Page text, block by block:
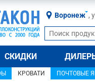
Воронеж ,
СКИДКИ
КРОВАТИ ПОЧТОВЫЕ